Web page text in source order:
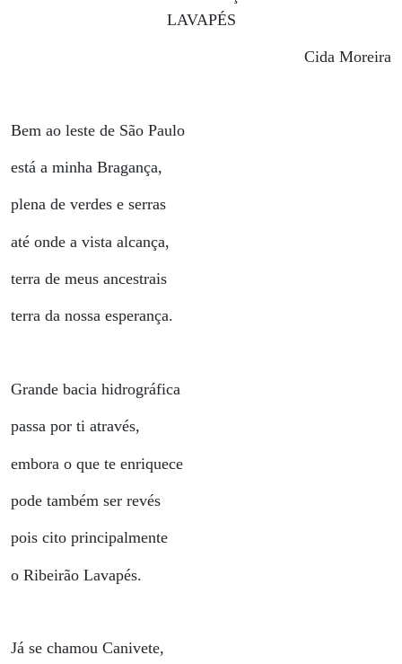
LAVAPÉS
Cida Moreira
Bem ao leste de São Paulo
está a minha Bragança,
plena de verdes e serras
até onde a vista alcança,
terra de meus ancestrais
terra da nossa esperança.
Grande bacia hidrográfica
passa por ti através,
embora o que te enriquece
pode também ser revés
pois cito principalmente
o Ribeirão Lavapés.
Já se chamou Canivete,